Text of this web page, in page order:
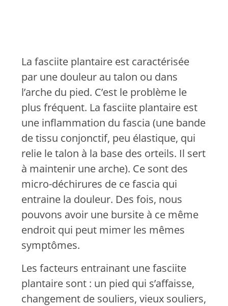
La fasciite plantaire est caractérisée
par une douleur au talon ou dans
l’arche du pied. C’est le problème le
plus fréquent. La fasciite plantaire est
une inflammation du fascia (une bande
de tissu conjonctif, peu élastique, qui
relie le talon à la base des orteils. Il sert
à maintenir une arche). Ce sont des
micro-déchirures de ce fascia qui
entraine la douleur. Des fois, nous
pouvons avoir une bursite à ce même
endroit qui peut mimer les mêmes
symptômes.
Les facteurs entrainant une fasciite
plantaire sont : un pied qui s’affaisse,
changement de souliers, vieux souliers,